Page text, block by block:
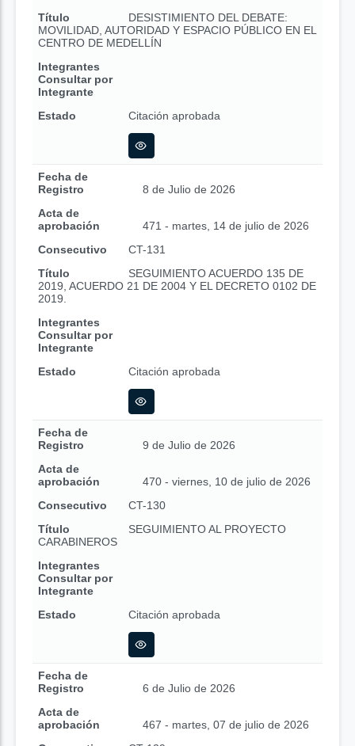
Título
DESISTIMIENTO DEL DEBATE:
MOVILIDAD, AUTORIDAD Y ESPACIO PÚBLICO EN EL
CENTRO DE MEDELLÍN
Integrantes
Consultar por
Integrante
Estado
Citación aprobada
Fecha de
Registro
8 de Julio de 2026
Acta de
aprobación
471 - martes, 14 de julio de 2026
Consecutivo
CT-131
Título
SEGUIMIENTO ACUERDO 135 DE
2019, ACUERDO 21 DE 2004 Y EL DECRETO 0102 DE
2019.
Integrantes
Consultar por
Integrante
Estado
Citación aprobada
Fecha de
Registro
9 de Julio de 2026
Acta de
aprobación
470 - viernes, 10 de julio de 2026
Consecutivo
CT-130
Título
SEGUIMIENTO AL PROYECTO
CARABINEROS
Integrantes
Consultar por
Integrante
Estado
Citación aprobada
Fecha de
Registro
6 de Julio de 2026
Acta de
aprobación
467 - martes, 07 de julio de 2026